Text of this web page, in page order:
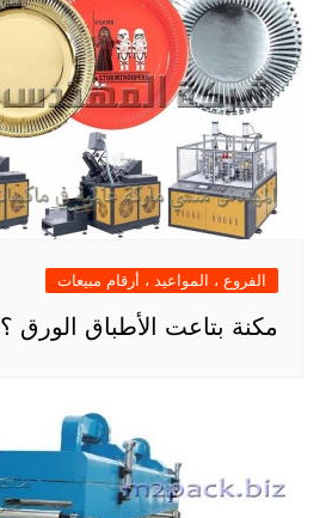
الفروع ، المواعيد ، أرقام مبيعات
مكنة بتاعت الأطباق الورق ؟